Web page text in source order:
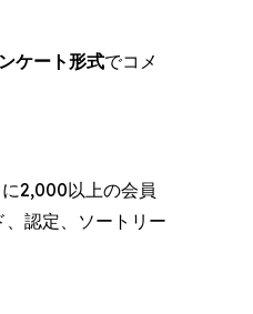
ケート形式でコメ
2,000以上の会員
認定、ソートリー